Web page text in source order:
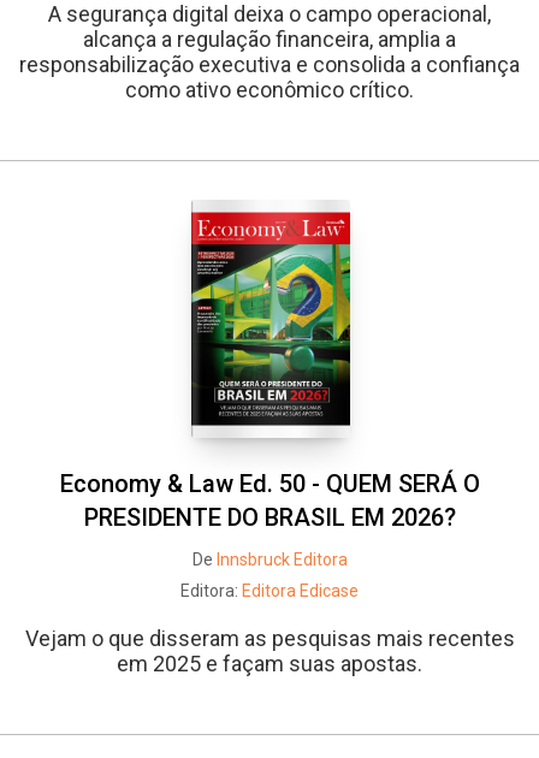
A segurança digital deixa o campo operacional,
alcança a regulação financeira, amplia a
responsabilização executiva e consolida a confiança
como ativo econômico crítico.
Economy & Law Ed. 50 - QUEM SERÁ O
PRESIDENTE DO BRASIL EM 2026?
De Innsbruck Editora
Editora: Editora Edicase
Vejam o que disseram as pesquisas mais recentes
em 2025 e façam suas apostas.